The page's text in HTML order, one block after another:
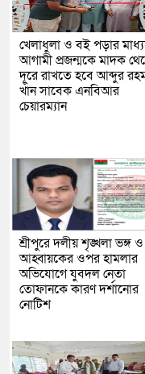
খেলাধুলা ও বই পড়ার
আগামী প্রজন্মকে মাদক
দূরে রাখতে হবে আব্দুর
খাঁন সাবেক এনবিআর
চেয়ারম্যান
শ্রীপুরে দলীয় শৃঙ্খলা ভঙ্গ ও
আহ্বায়কের ওপর হামলার
অভিযোগে যুবদল নেতা
তোফানকে কারণ দর্শানোর
নোটিশ